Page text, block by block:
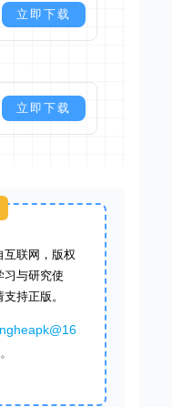
立即下载
立即下载
互联网，版权
习与研究使
持正版。